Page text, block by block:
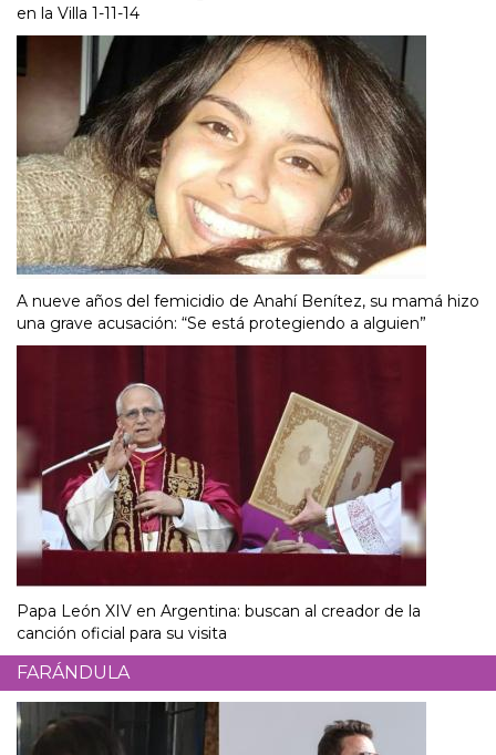
en la Villa 1-11-14
A nueve años del femicidio de Anahí Benítez, su mamá hizo
una grave acusación: “Se está protegiendo a alguien”
Papa León XIV en Argentina: buscan al creador de la
canción oficial para su visita
FARÁNDULA